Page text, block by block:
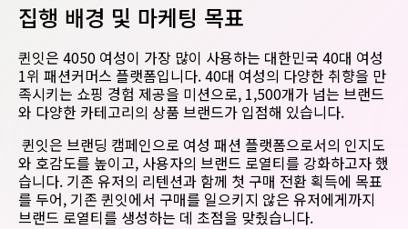
집행 배경 및 마케팅 목표
퀸잇은 4050 여성이 가장 많이 사용하는 대한민국 40대 여성
1위 패션커머스 플랫폼입니다. 40대 여성의 다양한 취향을 만
족시키는 쇼핑 경험 제공을 미션으로, 1,500개가 넘는 브랜드
와 다양한 카테고리의 상품 브랜드가 입점해 있습니다.
퀸잇은 브랜딩 캠페인으로 여성 패션 플랫폼으로서의 인지도
와 호감도를 높이고, 사용자의 브랜드 로열티를 강화하고자 했
습니다. 기존 유저의 리텐션과 함께 첫 구매 전환 획득에 목표
를 두어, 기존 퀸잇에서 구매를 일으키지 않은 유저에게까지
브랜드 로열티를 생성하는 데 초점을 맞췄습니다.